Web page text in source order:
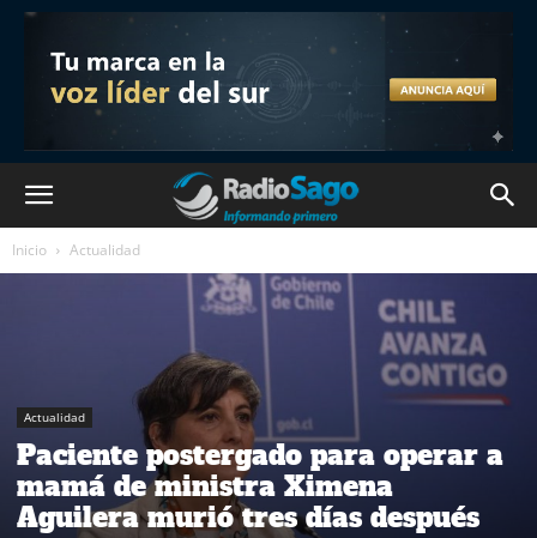
Inicio Actualidad
Actualidad
Paciente postergado para operar a
mamá de ministra Ximena
Aguilera murió tres días después